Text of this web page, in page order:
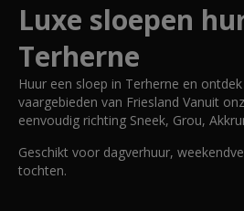
Luxe sloepen
Terherne
Huur een sloep in Terherne en
vaargebieden van Friesland Vanuit
eenvoudig richting Sneek, Grou,
Geschikt voor dagverhuur,
tochten.